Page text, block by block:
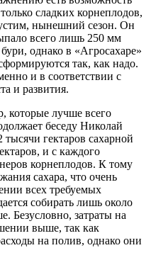
сладких корнеплодов,
нынешний сезон. Он
всего лишь 250 мм
однако в «Агросахаре»
так, как надо.
и в соответствии с
и развития.
которые лучше всего
беседу Николай
гектаров сахарной
и с каждого
корнеплодов. К тому
сахара, что очень
всех требуемых
собирать лишь около
Безусловно, затраты на
выше, так как
на полив, однако они